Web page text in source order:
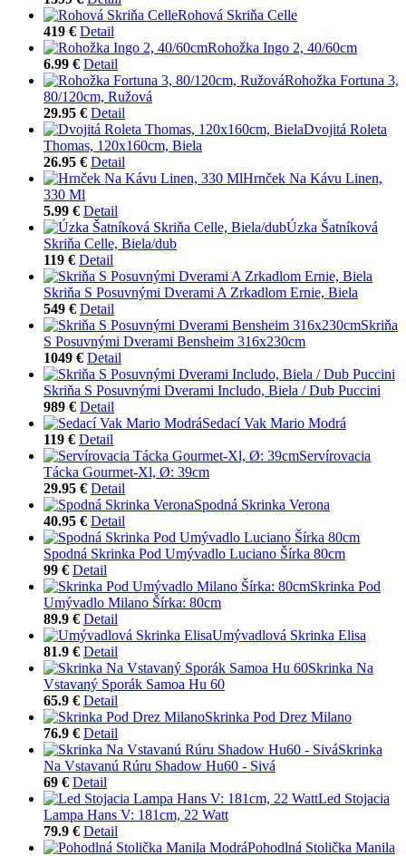
Rohová Skriňa Celle
419 € Detail
Rohožka Ingo 2, 40/60cm
6.99 € Detail
Rohožka Fortuna 3,
80/120cm, Ružová
29.95 € Detail
Dvojitá Roleta
Thomas, 120x160cm, Biela
26.95 € Detail
Hrnček Na Kávu Linen,
330 Ml
5.99 € Detail
Úzka Šatníková
Skriňa Celle, Biela/dub
119 € Detail
Skriňa S Posuvnými Dverami A Zrkadlom Ernie, Biela
549 € Detail
Skriňa
S Posuvnými Dverami Bensheim 316x230cm
1049 € Detail
Skriňa S Posuvnými Dverami Includo, Biela / Dub Puccini
989 € Detail
Sedací Vak Mario Modrá
119 € Detail
Servírovacia
Tácka Gourmet-Xl, Ø: 39cm
29.95 € Detail
Spodná Skrinka Verona
40.95 € Detail
Spodná Skrinka Pod Umývadlo Luciano Šírka 80cm
99 € Detail
Skrinka Pod
Umývadlo Milano Šírka: 80cm
89.9 € Detail
Umývadlová Skrinka Elisa
81.9 € Detail
Skrinka Na
Vstavaný Sporák Samoa Hu 60
65.9 € Detail
Skrinka Pod Drez Milano
76.9 € Detail
Skrinka
Na Vstavanú Rúru Shadow Hu60 - Sivá
69 € Detail
Led Stojacia
Lampa Hans V: 181cm, 22 Watt
79.9 € Detail
Pohodlná Stolička Manila